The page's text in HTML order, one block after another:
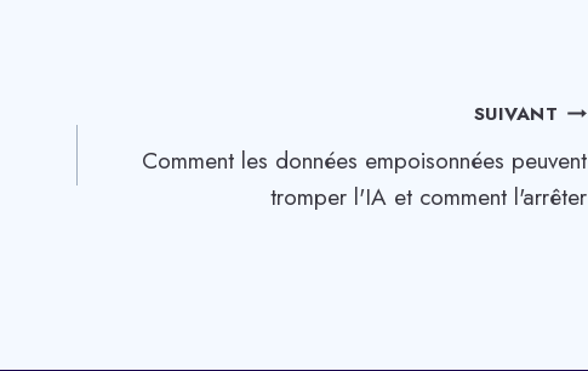
SUIVANT
Comment les données empoisonnées peuvent
tromper l'IA et comment l'arrêter